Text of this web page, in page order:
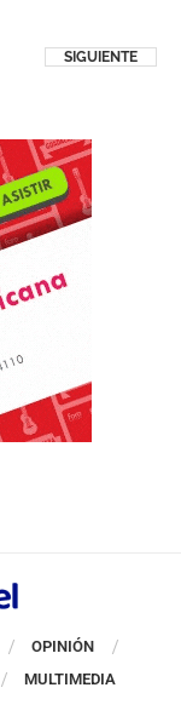
SIGUIENTE
OPINIÓN
MULTIMEDIA